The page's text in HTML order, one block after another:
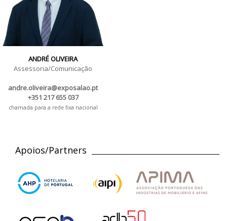
ANDRÉ OLIVEIRA
Assessoria/Comunicação
andre.oliveira@exposalao.pt
+351 217 655 037
chamada para a rede fixa nacional
Apoios/Partners